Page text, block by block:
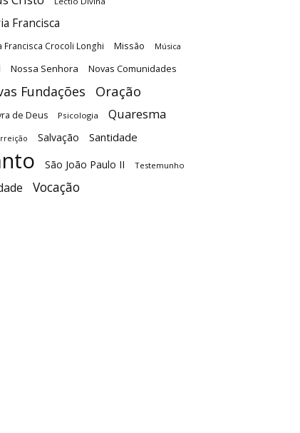
Francisca
Francisca Crocoli Longhi Missão Música
Nossa Senhora Novas Comunidades
Fundações Oração
de Deus Psicologia Quaresma
Salvação Santidade
São João Paulo II Testemunho
Vocação